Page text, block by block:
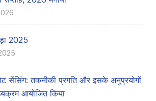
2025
सेंसिंग: तकनीकी प्रगति और इसके अनुप्रयोगों
आयोजित किया